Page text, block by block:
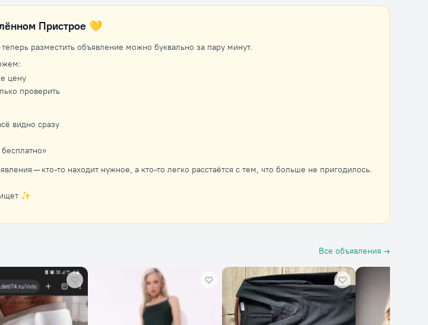
Пристрое 💛
разместить объявление можно буквально за пару минут.
цену
проверить
видно сразу
— кто-то находит нужное, а кто-то легко расстаётся с тем, что больше не пригодилось.
✨
Все объявления →